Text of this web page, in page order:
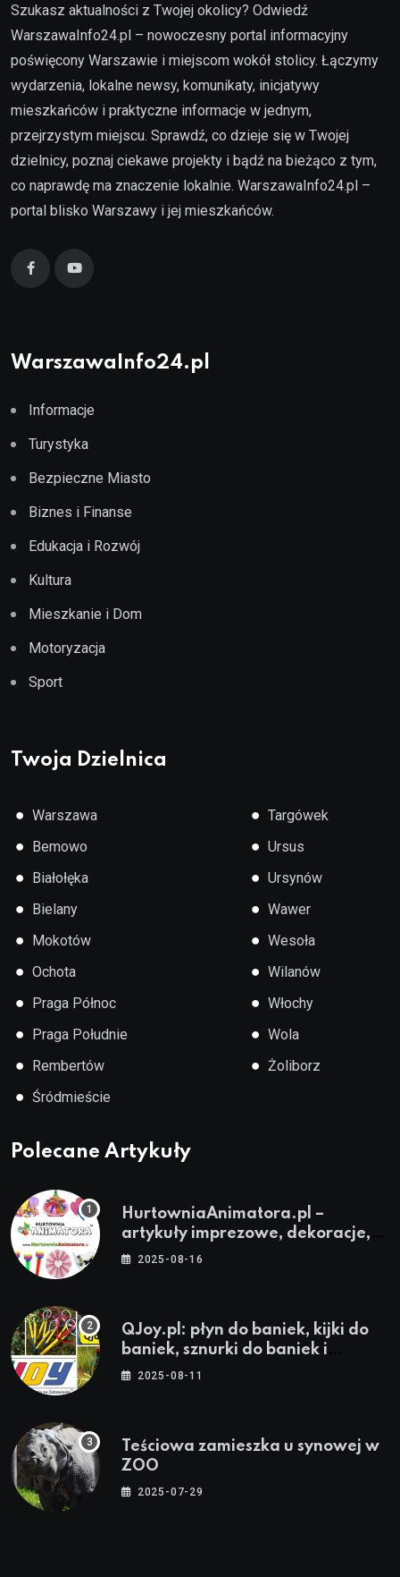
Szukasz aktualności z Twojej okolicy? Odwiedź
WarszawaInfo24.pl – nowoczesny portal informacyjny
poświęcony Warszawie i miejscom wokół stolicy. Łączymy
wydarzenia, lokalne newsy, komunikaty, inicjatywy
mieszkańców i praktyczne informacje w jednym,
przejrzystym miejscu. Sprawdź, co dzieje się w Twojej
dzielnicy, poznaj ciekawe projekty i bądź na bieżąco z tym,
co naprawdę ma znaczenie lokalnie. WarszawaInfo24.pl –
portal blisko Warszawy i jej mieszkańców.
WarszawaInfo24.pl
Informacje
Turystyka
Bezpieczne Miasto
Biznes i Finanse
Edukacja i Rozwój
Kultura
Mieszkanie i Dom
Motoryzacja
Sport
Twoja Dzielnica
● Warszawa
● Bemowo
● Białołęka
● Bielany
● Mokotów
● Ochota
● Praga Północ
● Praga Południe
● Rembertów
● Śródmieście
● Targówek
● Ursus
● Ursynów
● Wawer
● Wesoła
● Wilanów
● Włochy
● Wola
● Żoliborz
Polecane Artykuły
HurtowniaAnimatora.pl –
artykuły imprezowe, dekoracje,
stroje i akcesoria dla animatorów
2025-08-16
QJoy.pl: płyn do baniek, kijki do
baniek, sznurki do baniek i
zestawy do baniek
2025-08-11
Teściowa zamieszka u synowej w
ZOO
2025-07-29